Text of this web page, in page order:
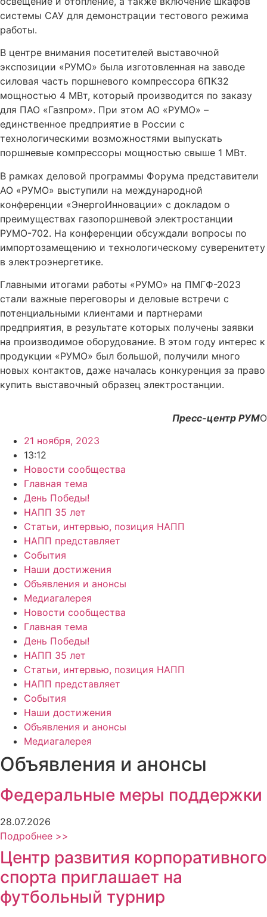
системы САУ для демонстрации тестового режима
работы.
В центре внимания посетителей выставочной
экспозиции «РУМО» была изготовленная на заводе
силовая часть поршневого компрессора 6ПК32
мощностью 4 МВт, который производится по заказу
для ПАО «Газпром». При этом АО «РУМО» –
единственное предприятие в России с
технологическими возможностями выпускать
поршневые компрессоры мощностью свыше 1 МВт.
В рамках деловой программы Форума представители
АО «РУМО» выступили на международной
конференции «ЭнергоИнновации» с докладом о
преимуществах газопоршневой электростанции
РУМО-702. На конференции обсуждали вопросы по
импортозамещению и технологическому суверенитету
в электроэнергетике.
Главными итогами работы «РУМО» на ПМГФ-2023
стали важные переговоры и деловые встречи с
потенциальными клиентами и партнерами
предприятия, в результате которых получены заявки
на производимое оборудование. В этом году интерес к
продукции «РУМО» был большой, получили много
новых контактов, даже началась конкуренция за право
купить выставочный образец электростанции.
Пресс-центр РУМО
21 ноября, 2023
13:12
Новости сообщества
Главная тема
День Победы!
НАПП 35 лет
Статьи, интервью, позиция НАПП
НАПП представляет
События
Наши достижения
Объявления и анонсы
Медиагалерея
Новости сообщества
Главная тема
День Победы!
НАПП 35 лет
Статьи, интервью, позиция НАПП
НАПП представляет
События
Наши достижения
Объявления и анонсы
Медиагалерея
Объявления и анонсы
Федеральные меры поддержки
28.07.2026
Подробнее >>
Центр развития корпоративного
спорта приглашает на
футбольный турнир